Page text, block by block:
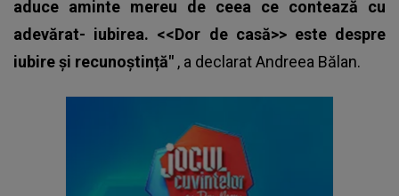
aduce aminte mereu de ceea ce contează cu
adevărat- iubirea. <<Dor de casă>> este despre
iubire și recunoștință" , a declaratAndreea Bălan.